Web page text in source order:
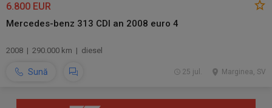
6.800 EUR
Mercedes-benz 313 CDI an 2008 euro 4
2008 | 290.000 km | diesel
Sună Marginea, SV
25 jul.